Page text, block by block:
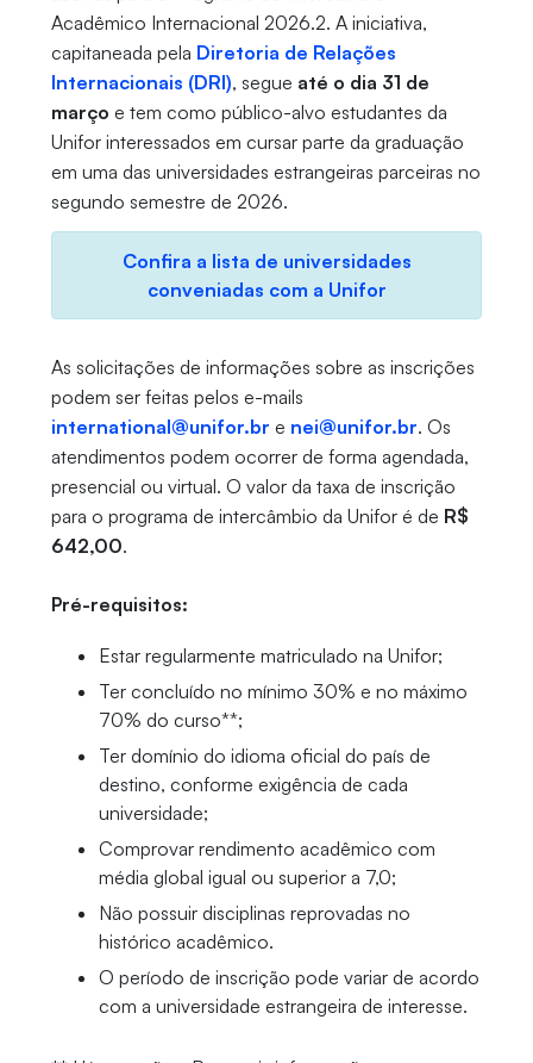
Acadêmico Internacional 2026.2. A iniciativa,
capitaneada pela Diretoria de Relações
Internacionais (DRI), segue até o dia 31 de
março e tem como público-alvo estudantes da
Unifor interessados em cursar parte da graduação
em uma das universidades estrangeiras parceiras no
segundo semestre de 2026.
Confira a lista de universidades
conveniadas com a Unifor
As solicitações de informações sobre as inscrições
podem ser feitas pelos e-mails
international@unifor.br e nei@unifor.br. Os
atendimentos podem ocorrer de forma agendada,
presencial ou virtual. O valor da taxa de inscrição
para o programa de intercâmbio da Unifor é de R$
642,00.
Pré-requisitos:
Estar regularmente matriculado na Unifor;
Ter concluído no mínimo 30% e no máximo
70% do curso**;
Ter domínio do idioma oficial do país de
destino, conforme exigência de cada
universidade;
Comprovar rendimento acadêmico com
média global igual ou superior a 7,0;
Não possuir disciplinas reprovadas no
histórico acadêmico.
O período de inscrição pode variar de acordo
com a universidade estrangeira de interesse.